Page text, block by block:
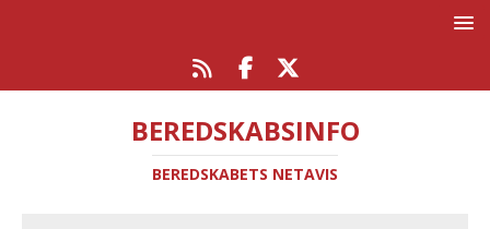
BEREDSKABSINFO
BEREDSKABETS NETAVIS